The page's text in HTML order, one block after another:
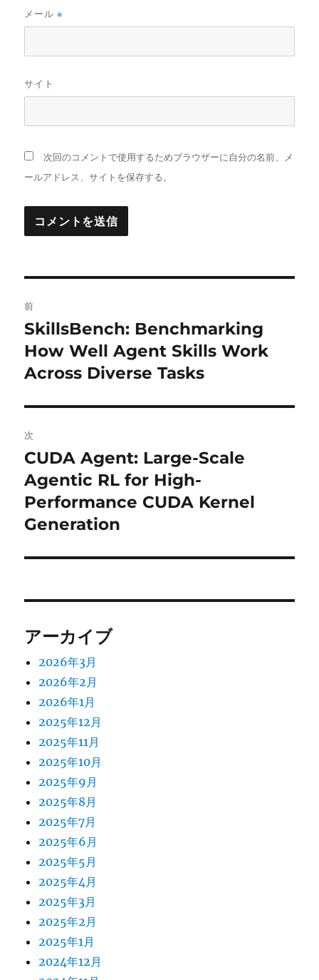
メール※
サイト
次回のコメントで使用するためブラウザーに自分の名前、メ
ールアドレス、サイトを保存する。
稿
ナ
ビ
ゲ
ー
シ
ョ
ン
前
前
の
投
SkillsBench: Benchmarking
How Well Agent Skills Work
Across Diverse Tasks
次
次
の
投
稿:
CUDA Agent: Large-Scale
Agentic RL for High-
Performance CUDA Kernel
Generation
アーカイブ
2026年3月
2026年2月
2026年1月
2025年12月
2025年11月
2025年10月
2025年9月
2025年8月
2025年7月
2025年6月
2025年5月
2025年4月
2025年3月
2025年2月
2025年1月
2024年12月